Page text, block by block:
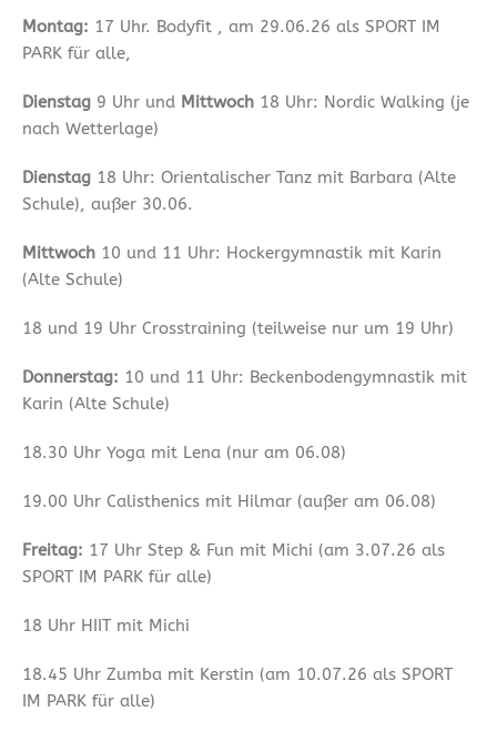
Montag: 17 Uhr. Bodyfit , am 29.06.26 als SPORT IM
PARK für alle,
Dienstag 9 Uhr und Mittwoch 18 Uhr: Nordic Walking (je
nach Wetterlage)
Dienstag 18 Uhr: Orientalischer Tanz mit Barbara (Alte
Schule), außer 30.06.
Mittwoch 10 und 11 Uhr: Hockergymnastik mit Karin
(Alte Schule)
18 und 19 Uhr Crosstraining (teilweise nur um 19 Uhr)
Donnerstag: 10 und 11 Uhr: Beckenbodengymnastik mit
Karin (Alte Schule)
18.30 Uhr Yoga mit Lena (nur am 06.08)
19.00 Uhr Calisthenics mit Hilmar (außer am 06.08)
Freitag: 17 Uhr Step & Fun mit Michi (am 3.07.26 als
SPORT IM PARK für alle)
18 Uhr HIIT mit Michi
18.45 Uhr Zumba mit Kerstin (am 10.07.26 als SPORT
IM PARK für alle)